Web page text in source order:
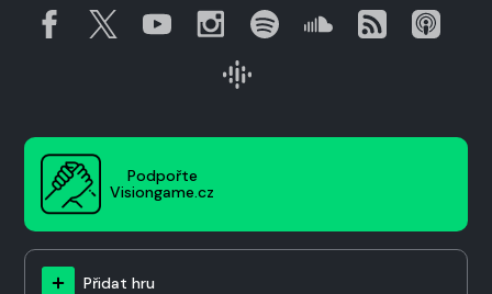
Podpořte
Visiongame.cz
Přidat hru